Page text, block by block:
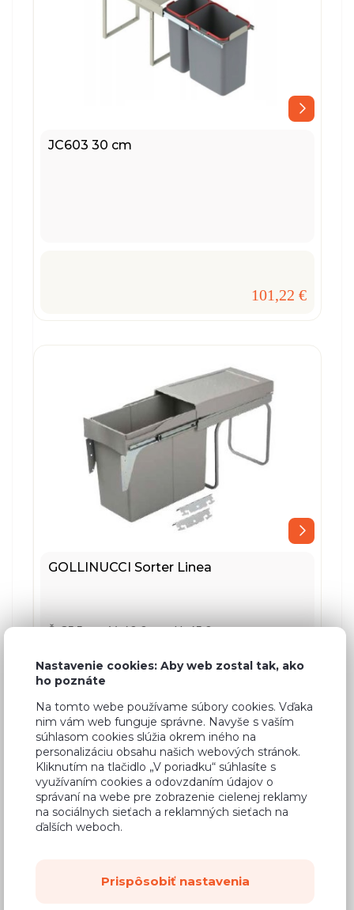
JC603 30 cm
101,22 €
GOLLINUCCI Sorter Linea
Š: 25,5 cm, V: 40,0 cm, H: 45,0 cm
129,67 €
Nastavenie cookies: Aby web zostal tak, ako
ho poznáte
Na tomto webe používame súbory cookies. Vďaka
nim vám web funguje správne. Navyše s vaším
súhlasom cookies slúžia okrem iného na
personalizáciu obsahu našich webových stránok.
Kliknutím na tlačidlo „V poriadku“ súhlasíte s
využívaním cookies a odovzdaním údajov o
správaní na webe pre zobrazenie cielenej reklamy
na sociálnych sieťach a reklamných sieťach na
ďalších weboch.
Prispôsobiť nastavenia